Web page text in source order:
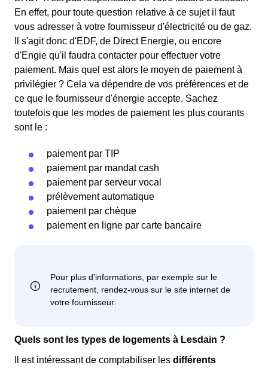
En effet, pour toute question relative à ce sujet il faut
vous adresser à votre fournisseur d'électricité ou de gaz.
Il s'agit donc d'EDF, de Direct Energie, ou encore
d'Engie qu'il faudra contacter pour effectuer votre
paiement. Mais quel est alors le moyen de paiement à
privilégier ? Cela va dépendre de vos préférences et de
ce que le fournisseur d'énergie accepte. Sachez
toutefois que les modes de paiement les plus courants
sont le :
paiement par TIP
paiement par mandat cash
paiement par serveur vocal
prélèvement automatique
paiement par chèque
paiement en ligne par carte bancaire
Quels sont les types de logements à Lesdain ?
Il est intéressant de comptabiliser les différents